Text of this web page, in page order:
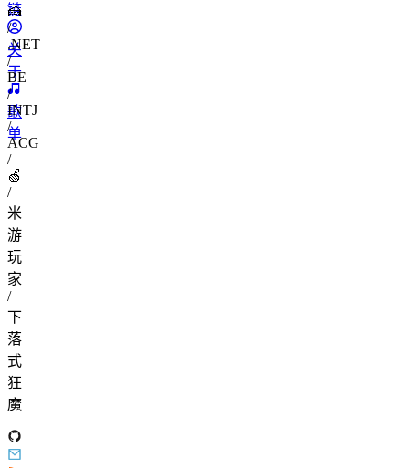
类
标
签
归
档
链
关
于
歌
单
🍰
/
.NET
/
BE
/
INTJ
/
ACG
/
🍏
/
米
游
玩
家
/
下
落
式
狂
魔